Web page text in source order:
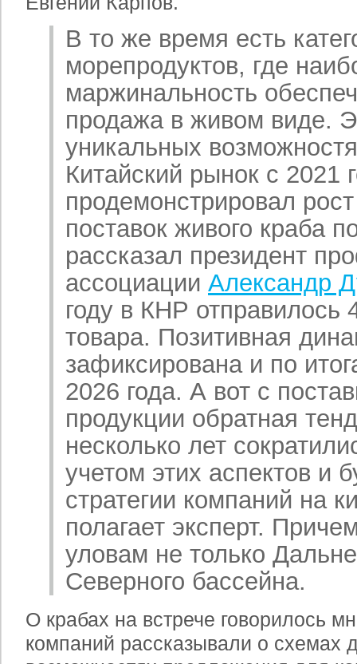
В то же время есть
морепродуктов, где
маржинальность
продажа в живом виде.
уникальных
Китайский рынок с 2021
продемонстрировал
поставок живого краба
рассказал президент
ассоциации Александр
году в КНР отправилось
товара. Позитивная
зафиксирована и по
2026 года. А вот с
продукции обратная
несколько лет
учетом этих аспектов и
стратегии компаний на
полагает эксперт.
уловам не только
Северного бассейна.
О крабах на встрече говорилось
компаний рассказывали о схемах